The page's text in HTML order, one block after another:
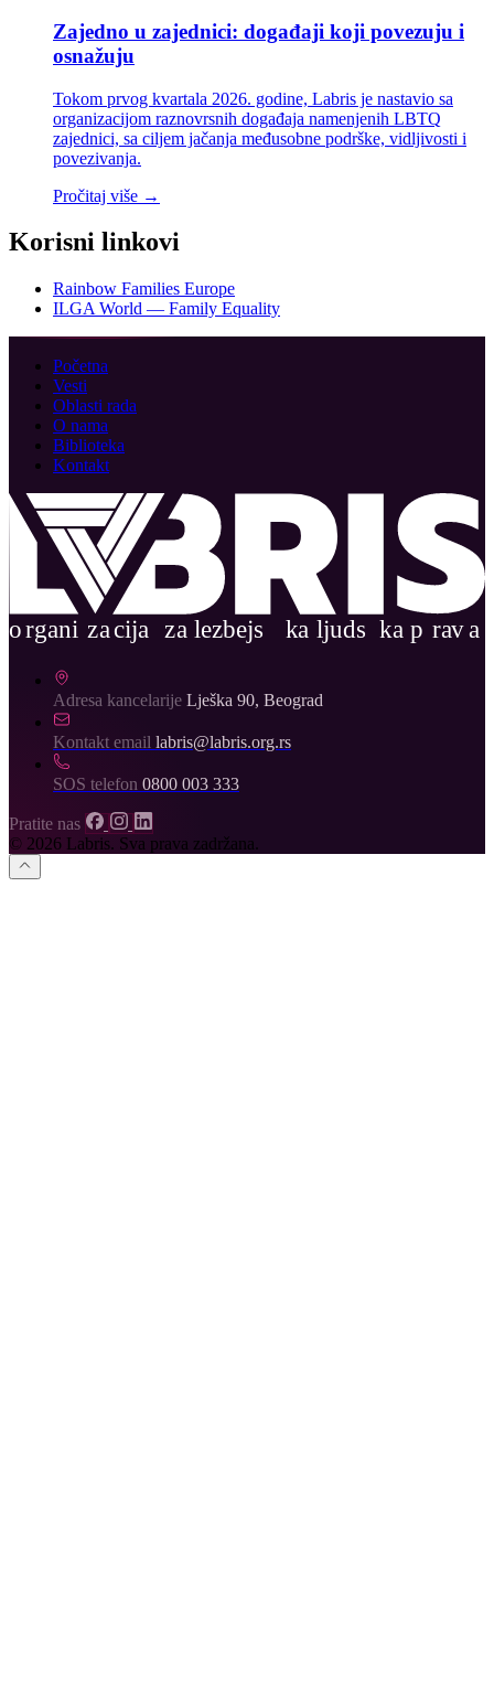
Zajedno u zajednici: događaji koji povezuju i
osnažuju
Tokom prvog kvartala 2026. godine, Labris je nastavio sa
organizacijom raznovrsnih događaja namenjenih LBTQ
zajednici, sa ciljem jačanja međusobne podrške, vidljivosti i
povezivanja.
Pročitaj više →
Korisni linkovi
Rainbow Families Europe
ILGA World — Family Equality
Početna
Vesti
Oblasti rada
O nama
Biblioteka
Kontakt
Adresa kancelarije Lješka 90, Beograd
Kontakt email labris@labris.org.rs
SOS telefon 0800 003 333
Pratite nas
© 2026 Labris. Sva prava zadržana.